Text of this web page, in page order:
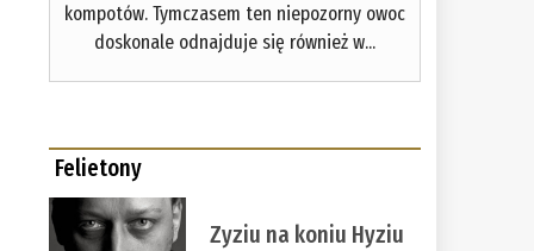
kompotów. Tymczasem ten niepozorny owoc
doskonale odnajduje się również w...
Felietony
Zyziu na koniu Hyziu